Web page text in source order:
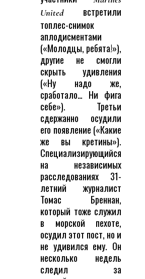
Unitedвстретили
топлес-снимок
аплодисментами
(«Молодцы, ребята!»),
другие не смогли
скрыть удивления
(«Ну надо же,
сработало… Ни фига
себе»). Третьи
сдержанно осудили
его появление («Какие
же вы кретины»).
Специализирующийся
на независимых
расследованиях 31-
летний журналист
Томас Бреннан,
который тоже служил
в морской пехоте,
осудил этот пост, но и
не удивился ему. Он
несколько недель
следил за